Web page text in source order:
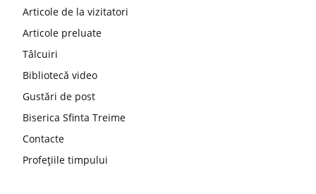
Articole de la vizitatori
Articole preluate
Tâlcuiri
Bibliotecă video
Gustări de post
Biserica Sfinta Treime
Contacte
Profețiile timpului